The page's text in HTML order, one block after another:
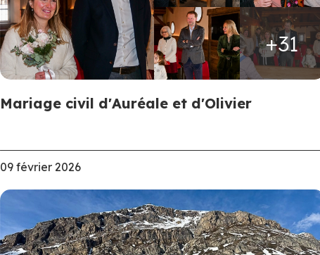
+31
Mariage civil d'Auréale et d'Olivier
09 février 2026